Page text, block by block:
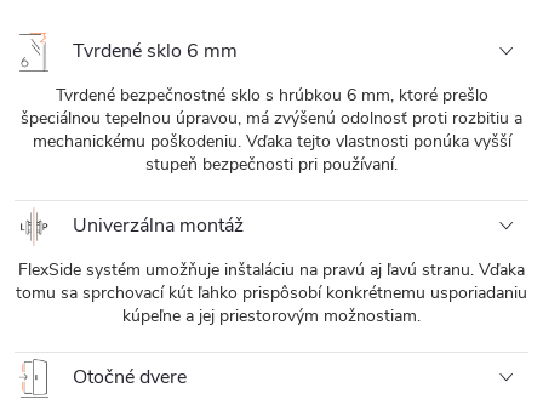
Tvrdené sklo 6 mm
Tvrdené bezpečnostné sklo s hrúbkou 6 mm, ktoré prešlo
špeciálnou tepelnou úpravou, má zvýšenú odolnosť proti rozbitiu a
mechanickému poškodeniu. Vďaka tejto vlastnosti ponúka vyšší
stupeň bezpečnosti pri používaní.
Univerzálna montáž
FlexSide systém umožňuje inštaláciu na pravú aj ľavú stranu. Vďaka
tomu sa sprchovací kút ľahko prispôsobí konkrétnemu usporiadaniu
kúpeľne a jej priestorovým možnostiam.
Otočné dvere